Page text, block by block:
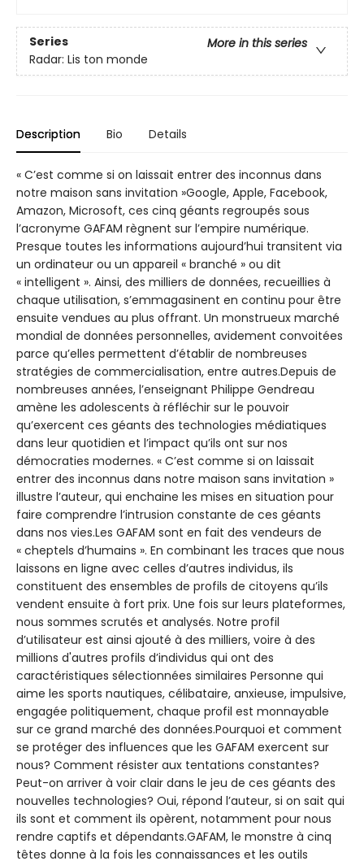
Series
More in this series
Radar: Lis ton monde
Description Bio Details
« C’est comme si on laissait entrer des inconnus dans
notre maison sans invitation »Google, Apple, Facebook,
Amazon, Microsoft, ces cinq géants regroupés sous
l’acronyme GAFAM règnent sur l’empire numérique.
Presque toutes les informations aujourd’hui transitent via
un ordinateur ou un appareil « branché » ou dit
« intelligent ». Ainsi, des milliers de données, recueillies à
chaque utilisation, s’emmagasinent en continu pour être
ensuite vendues au plus offrant. Un monstrueux marché
mondial de données personnelles, avidement convoitées
parce qu’elles permettent d’établir de nombreuses
stratégies de commercialisation, entre autres.Depuis de
nombreuses années, l’enseignant Philippe Gendreau
amène les adolescents à réfléchir sur le pouvoir
qu’exercent ces géants des technologies médiatiques
dans leur quotidien et l’impact qu’ils ont sur nos
démocraties modernes. « C’est comme si on laissait
entrer des inconnus dans notre maison sans invitation »
illustre l’auteur, qui enchaine les mises en situation pour
faire comprendre l’intrusion constante de ces géants
dans nos vies.Les GAFAM sont en fait des vendeurs de
« cheptels d’humains ». En combinant les traces que nous
laissons en ligne avec celles d’autres individus, ils
constituent des ensembles de profils de citoyens qu’ils
vendent ensuite à fort prix. Une fois sur leurs plateformes,
nous sommes scrutés et analysés. Notre profil
d’utilisateur est ainsi ajouté à des milliers, voire à des
millions d'autres profils d’individus qui ont des
caractéristiques sélectionnées similaires Personne qui
aime les sports nautiques, célibataire, anxieuse, impulsive,
engagée politiquement, chaque profil est monnayable
sur ce grand marché des données.Pourquoi et comment
se protéger des influences que les GAFAM exercent sur
nous? Comment résister aux tentations constantes?
Peut-on arriver à voir clair dans le jeu de ces géants des
nouvelles technologies? Oui, répond l’auteur, si on sait qui
ils sont et comment ils opèrent, notamment pour nous
rendre captifs et dépendants.GAFAM, le monstre à cinq
têtes donne à la fois les connaissances et les outils